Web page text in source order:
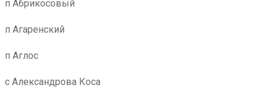
п Абрикосовый
п Агаренский
п Аглос
с Александрова Коса